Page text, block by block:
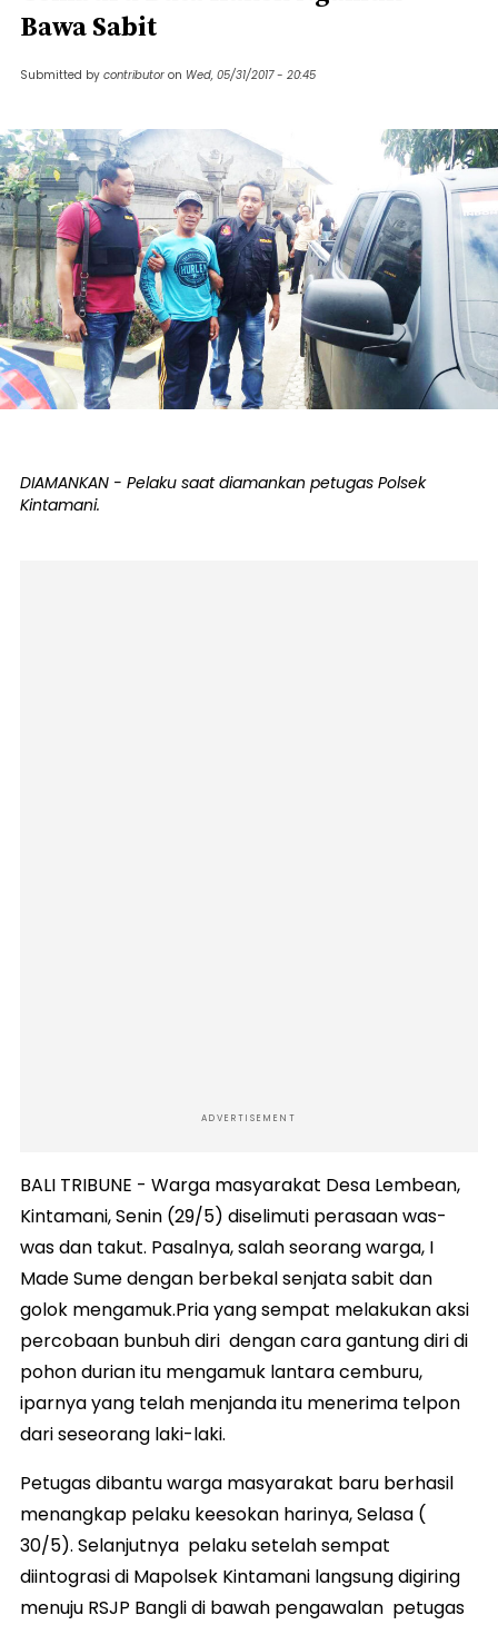
Bawa Sabit
Submitted by contributor on Wed, 05/31/2017 - 20:45
DIAMANKAN - Pelaku saat diamankan petugas Polsek
Kintamani.
ADVERTISEMENT
BALI TRIBUNE - Warga masyarakat Desa Lembean,
Kintamani, Senin (29/5) diselimuti perasaan was-
was dan takut. Pasalnya, salah seorang warga, I
Made Sume dengan berbekal senjata sabit dan
golok mengamuk.Pria yang sempat melakukan aksi
percobaan bunbuh diri dengan cara gantung diri di
pohon durian itu mengamuk lantara cemburu,
iparnya yang telah menjanda itu menerima telpon
dari seseorang laki-laki.
Petugas dibantu warga masyarakat baru berhasil
menangkap pelaku keesokan harinya, Selasa (
30/5). Selanjutnya pelaku setelah sempat
diintograsi di Mapolsek Kintamani langsung digiring
menuju RSJP Bangli di bawah pengawalan petugas